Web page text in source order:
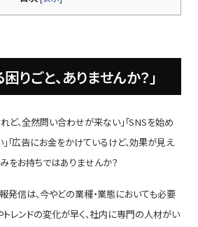
りごと、ありませんか？」
ど、全然問い合わせが来ない」「SNSを始め
「広告にお金をかけているけど、効果が見え
をお持ちではありませんか？
信は、今やどの業種・業態においても必要
トレンドの変化が早く、社内に専門の人材がい